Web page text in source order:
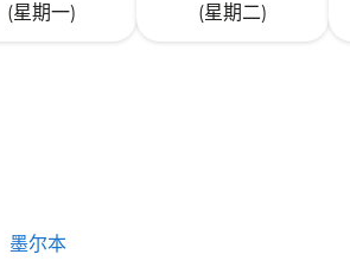
(星期一)
(星期二)
墨尔本